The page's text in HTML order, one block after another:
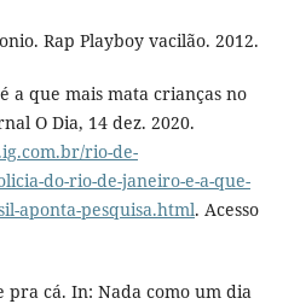
Rap Playboy vacilão. 2012.
a que mais mata crianças no
O Dia, 14 dez. 2020.
rio-de-
do-rio-de-janeiro-e-a-que-
aponta-pesquisa.html. Acesso
pra cá. In: Nada como um dia